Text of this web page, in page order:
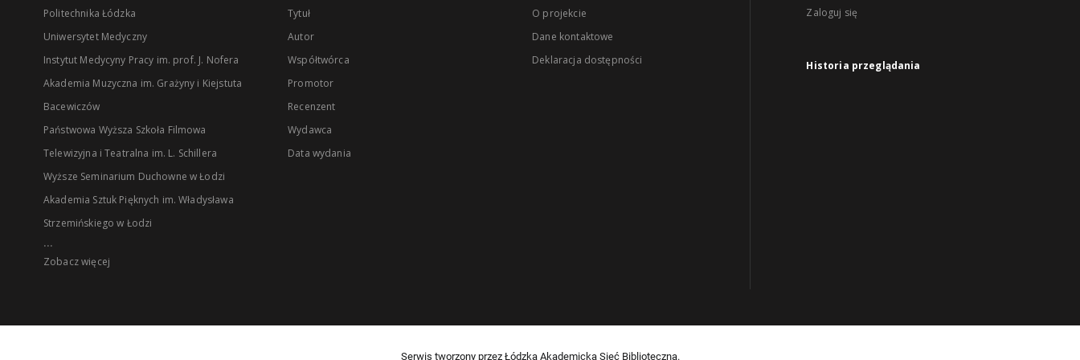
Politechnika Łódzka
Uniwersytet Medyczny
Instytut Medycyny Pracy im. prof. J. Nofera
Akademia Muzyczna im. Grażyny i Kiejstuta
Bacewiczów
Państwowa Wyższa Szkoła Filmowa
Telewizyjna i Teatralna im. L. Schillera
Wyższe Seminarium Duchowne w Łodzi
Akademia Sztuk Pięknych im. Władysława
Strzemińskiego w Łodzi
...
Zobacz więcej
Tytuł
Autor
Współtwórca
Promotor
Recenzent
Wydawca
Data wydania
O projekcie
Dane kontaktowe
Deklaracja dostępności
Zaloguj się
Historia przeglądania
Serwis tworzony przez Łódzką Akademicką Sieć Biblioteczną.